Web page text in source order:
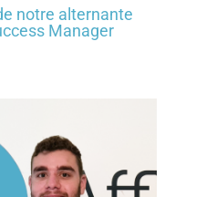
notre alternante
Manager